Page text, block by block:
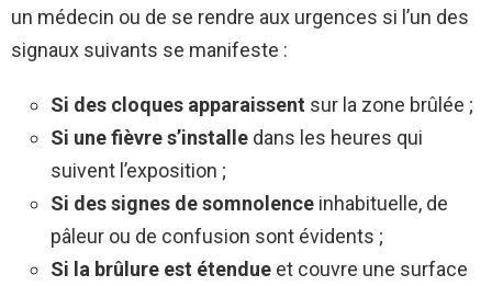
un médecin ou de se rendre aux urgences si l’un des
signaux suivants se manifeste :
Si des cloques apparaissent sur la zone brûlée ;
Si une fièvre s’installe dans les heures qui
suivent l’exposition ;
Si des signes de somnolence inhabituelle, de
pâleur ou de confusion sont évidents ;
Si la brûlure est étendue et couvre une surface